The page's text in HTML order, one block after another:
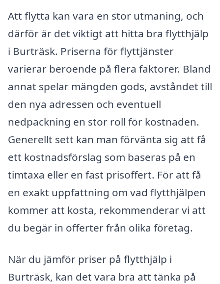
Att flytta kan vara en stor utmaning, och
därför är det viktigt att hitta bra flytthjälp
i Burträsk. Priserna för flyttjänster
varierar beroende på flera faktorer. Bland
annat spelar mängden gods, avståndet till
den nya adressen och eventuell
nedpackning en stor roll för kostnaden.
Generellt sett kan man förvänta sig att få
ett kostnadsförslag som baseras på en
timtaxa eller en fast prisoffert. För att få
en exakt uppfattning om vad flytthjälpen
kommer att kosta, rekommenderar vi att
du begär in offerter från olika företag.
När du jämför priser på flytthjälp i
Burträsk, kan det vara bra att tänka på